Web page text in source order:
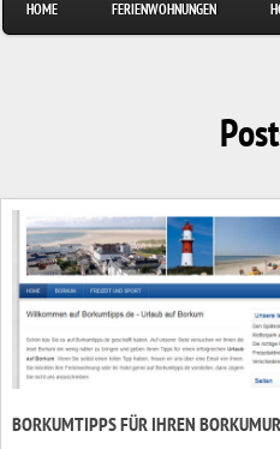
HOME FERIENWOHNUNGEN
BORKUMTIPPS FÜR IHREN